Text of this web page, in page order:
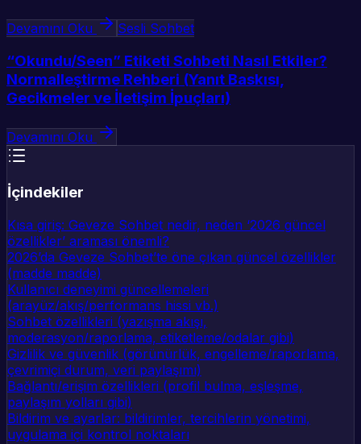
Devamını Oku Sesli Sohbet
“Okundu/Seen” Etiketi Sohbeti Nasıl Etkiler?
Normalleştirme Rehberi (Yanıt Baskısı,
Gecikmeler ve İletişim İpuçları)
Devamını Oku
İçindekiler
Kısa giriş: Geveze Sohbet nedir, neden ‘2026 güncel
özellikler’ araması önemli?
2026’da Geveze Sohbet’te öne çıkan güncel özellikler
(madde madde)
Kullanıcı deneyimi güncellemeleri
(arayüz/akış/performans hissi vb.)
Sohbet özellikleri (yazışma akışı,
moderasyon/raporlama, etiketleme/odalar gibi)
Gizlilik ve güvenlik (görünürlük, engelleme/raporlama,
çevrimiçi durum, veri paylaşımı)
Bağlantı/erişim özellikleri (profil bulma, eşleşme,
paylaşım yolları gibi)
Bildirim ve ayarlar: bildirimler, tercihlerin yönetimi,
uygulama içi kontrol noktaları